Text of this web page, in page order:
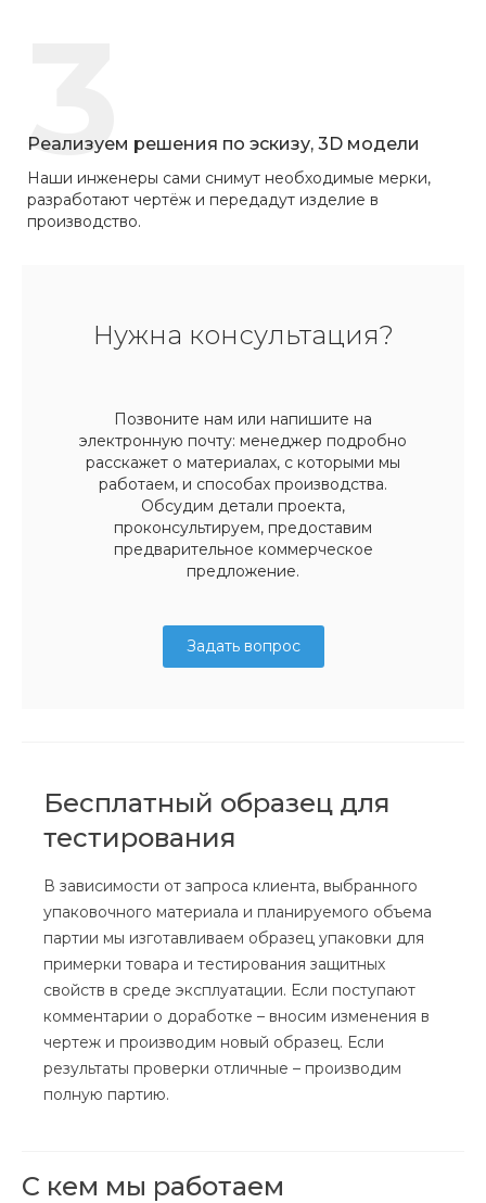
3
Реализуем решения по эскизу, 3D модели
Наши инженеры сами снимут необходимые мерки,
разработают чертёж и передадут изделие в
производство.
Нужна консультация?
Позвоните нам или напишите на
электронную почту: менеджер подробно
расскажет о материалах, с которыми мы
работаем, и способах производства.
Обсудим детали проекта,
проконсультируем, предоставим
предварительное коммерческое
предложение.
Задать вопрос
Бесплатный образец для
тестирования
В зависимости от запроса клиента, выбранного
упаковочного материала и планируемого объема
партии мы изготавливаем образец упаковки для
примерки товара и тестирования защитных
свойств в среде эксплуатации. Если поступают
комментарии о доработке – вносим изменения в
чертеж и производим новый образец. Если
результаты проверки отличные – производим
полную партию.
С кем мы работаем